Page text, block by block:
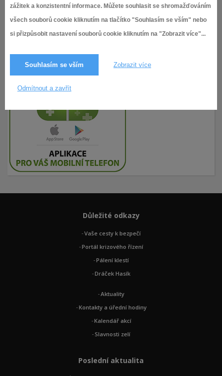
zážitek a konzistentní informace. Můžete souhlasit se shromažďováním
všech souborů cookie kliknutím na tlačítko "Souhlasím se vším" nebo
si přizpůsobit nastavení souborů cookie kliknutím na "Zobrazit více"...
Souhlasím se vším Zobrazit více
Odmítnout a zavřít
Důležité odkazy
Vaše cesty k bezpečí
Portál krizového řízení
Pálení klestí
Dráček Hasík
Aktuality
Kontakty a úřední hodiny
Kalendář akcí
Slavnosti zelí
Poslední aktualita